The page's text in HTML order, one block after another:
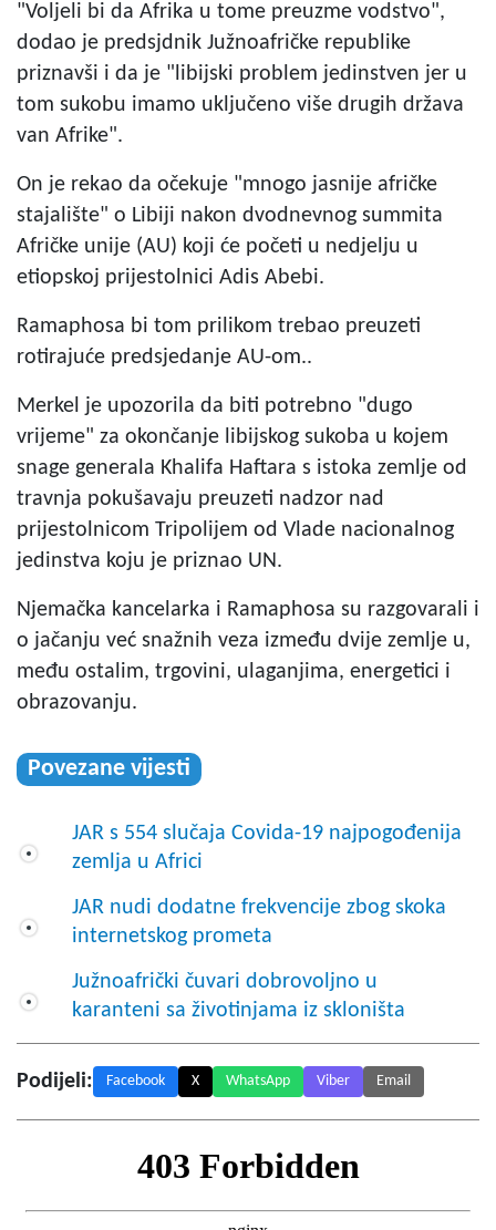
"Voljeli bi da Afrika u tome preuzme vodstvo",
dodao je predsjdnik Južnoafričke republike
priznavši i da je "libijski problem jedinstven jer u
tom sukobu imamo uključeno više drugih država
van Afrike".
On je rekao da očekuje "mnogo jasnije afričke
stajalište" o Libiji nakon dvodnevnog summita
Afričke unije (AU) koji će početi u nedjelju u
etiopskoj prijestolnici Adis Abebi.
Ramaphosa bi tom prilikom trebao preuzeti
rotirajuće predsjedanje AU-om..
Merkel je upozorila da biti potrebno "dugo
vrijeme" za okončanje libijskog sukoba u kojem
snage generala Khalifa Haftara s istoka zemlje od
travnja pokušavaju preuzeti nadzor nad
prijestolnicom Tripolijem od Vlade nacionalnog
jedinstva koju je priznao UN.
Njemačka kancelarka i Ramaphosa su razgovarali i
o jačanju već snažnih veza između dvije zemlje u,
među ostalim, trgovini, ulaganjima, energetici i
obrazovanju.
Povezane vijesti
JAR s 554 slučaja Covida-19 najpogođenija
zemlja u Africi
JAR nudi dodatne frekvencije zbog skoka
internetskog prometa
Južnoafrički čuvari dobrovoljno u
karanteni sa životinjama iz skloništa
Podijeli: Facebook X WhatsApp Viber Email